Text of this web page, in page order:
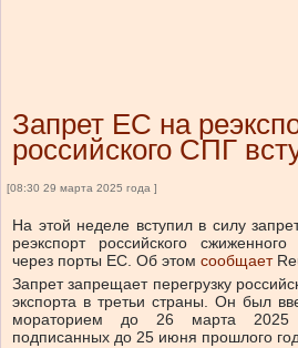
Запрет ЕС на
российского СПГ
[08:30 29 марта 2025 года ]
На этой неделе вступил в силу
реэкспорт российского
через порты ЕС. Об этом сообщает
Запрет запрещает перегрузку
экспорта в третьи страны. Он был
мораторием до 26 марта 2025
подписанных до 25 июня прошлого